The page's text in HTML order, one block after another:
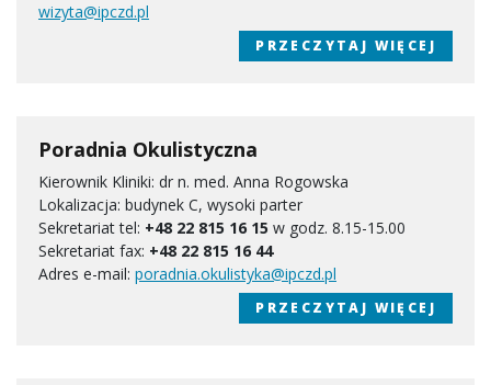
wizyta@ipczd.pl
PRZECZYTAJ WIĘCEJ
Poradnia Okulistyczna
Kierownik Kliniki: dr n. med. Anna Rogowska
Lokalizacja: budynek C, wysoki parter
Sekretariat tel: +48 22 815 16 15 w godz. 8.15-15.00
Sekretariat fax: +48 22 815 16 44
Adres e-mail: poradnia.okulistyka@ipczd.pl
PRZECZYTAJ WIĘCEJ